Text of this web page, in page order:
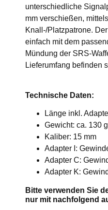
unterschiedliche
mm verschießen,
Knall-/Platzpatrone.
einfach mit dem
Mündung der SRS-
Lieferumfang befinden
Technische Daten:
Länge inkl.
Gewicht: ca. 130 g
Kaliber: 15 mm
Adapter I:
Adapter C:
Adapter K:
Bitte verwenden Sie
nur mit nachfolgend